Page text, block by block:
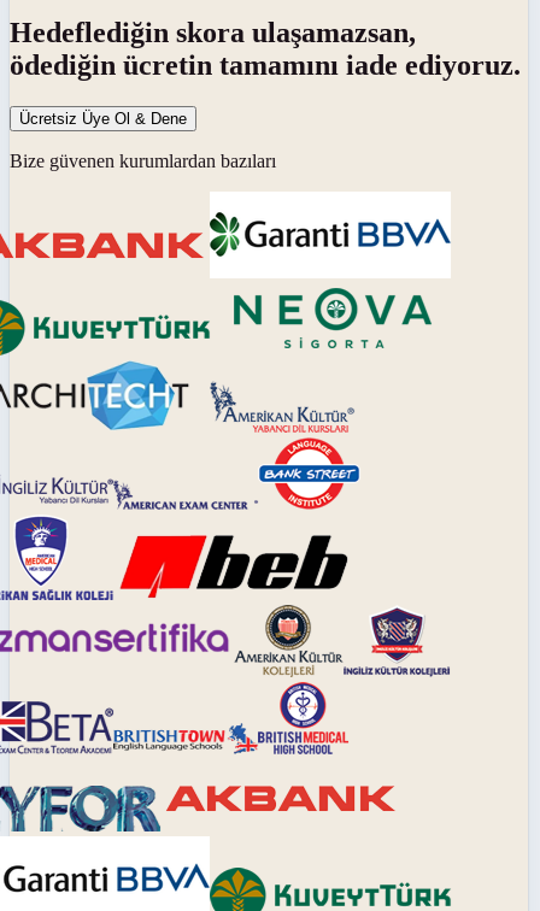
Hedeflediğin skora ulaşamazsan,
ödediğin ücretin tamamını iade ediyoruz.
Ücretsiz Üye Ol & Dene
Bize güvenen kurumlardan bazıları